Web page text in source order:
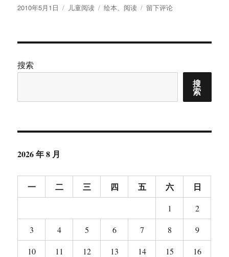
发
2010年5月1日
分
儿童阅读
标
绘本、 阅读
于
孩
年
读
绘
留下评论
搜索
搜
索
2026 年 8 月
一 二 三 四 五 六 日
1
2
3
4 5 6 7 8
9
10
11 12 13 14 15
16